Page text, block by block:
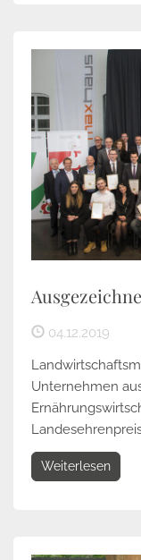
04.12.2019
Unternehmen
Weiterlesen